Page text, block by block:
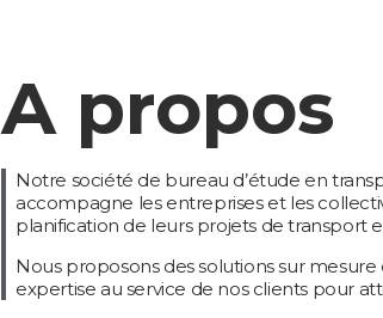
A propos
Notre société de bureau d’étude en
accompagne les entreprises et les
planification de leurs projets de transport
Nous proposons des solutions sur
expertise au service de nos clients pour